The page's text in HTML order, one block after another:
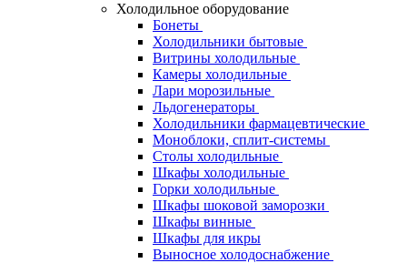
Холодильное оборудование
Бонеты
Холодильники бытовые
Витрины холодильные
Камеры холодильные
Лари морозильные
Льдогенераторы
Холодильники фармацевтические
Моноблоки, сплит-системы
Столы холодильные
Шкафы холодильные
Горки холодильные
Шкафы шоковой заморозки
Шкафы винные
Шкафы для икры
Выносное холодоснабжение